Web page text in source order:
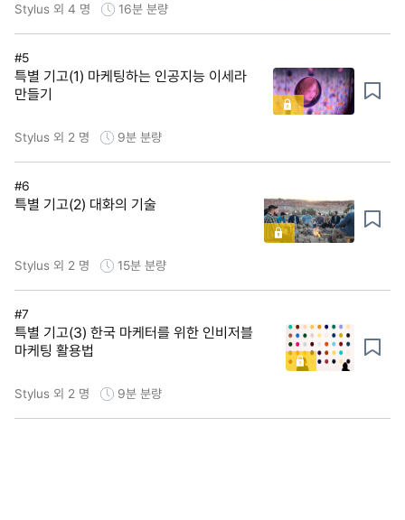
Stylus 외 4 명 16분 분량
#5
특별 기고(1) 마케팅하는 인공지능 이세라
만들기
Stylus 외 2 명 9분 분량
#6
특별 기고(2) 대화의 기술
Stylus 외 2 명 15분 분량
#7
특별 기고(3) 한국 마케터를 위한 인비저블
마케팅 활용법
Stylus 외 2 명 9분 분량